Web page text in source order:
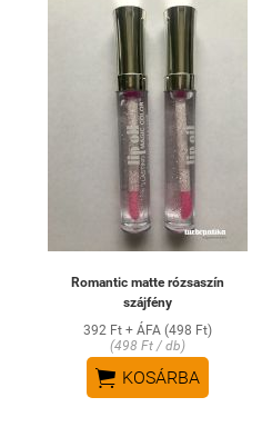
Romantic matte rózsaszín
szájfény
392 Ft + ÁFA (498 Ft)
(498 Ft / db)
 KOSÁRBA